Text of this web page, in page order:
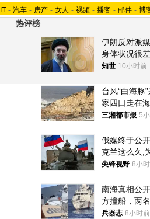
IT - 汽车 - 房产 - 女人 - 视频 - 播客 - 邮件 - 博
热评榜
伊朗反对派
身体状况很
世
知世 10小时前
台风“白海豚
家四口走在
中9岁男孩被
三湘都市报 5
俄媒终于公
克兰这么久,
答案令人沉默
尖锋视野 8小
南海真相公
方撞船，两
武警最高荣誉
兵器志 8小时前